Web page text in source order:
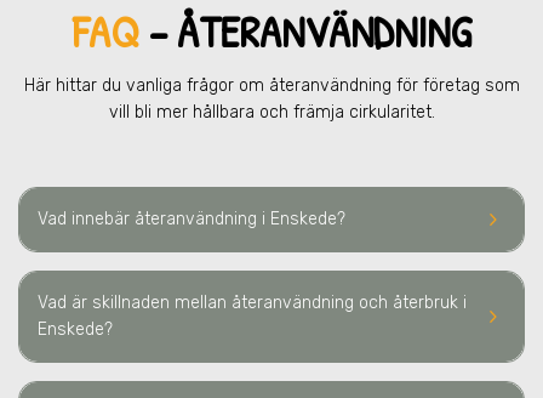
FAQ– ÅTERANVÄNDNING
Här hittar du vanliga frågor om återanvändning för företag som
vill bli mer hållbara och främja cirkularitet.
keyboard_arrow_right
Vad innebär återanvändning i Enskede?
keyboard_arrow_right
Vad är skillnaden mellan återanvändning och återbruk i
Enskede?